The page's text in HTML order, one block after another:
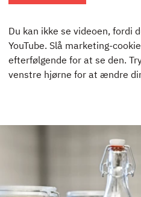
Du kan ikke se videoen, fordi
YouTube. Slå marketing-
efterfølgende for at se den.
venstre hjørne for at ændre